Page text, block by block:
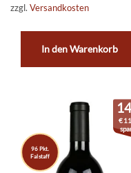
zzgl. Versandkosten
In den Warenkorb
96 Pkt.
Falstaff
€